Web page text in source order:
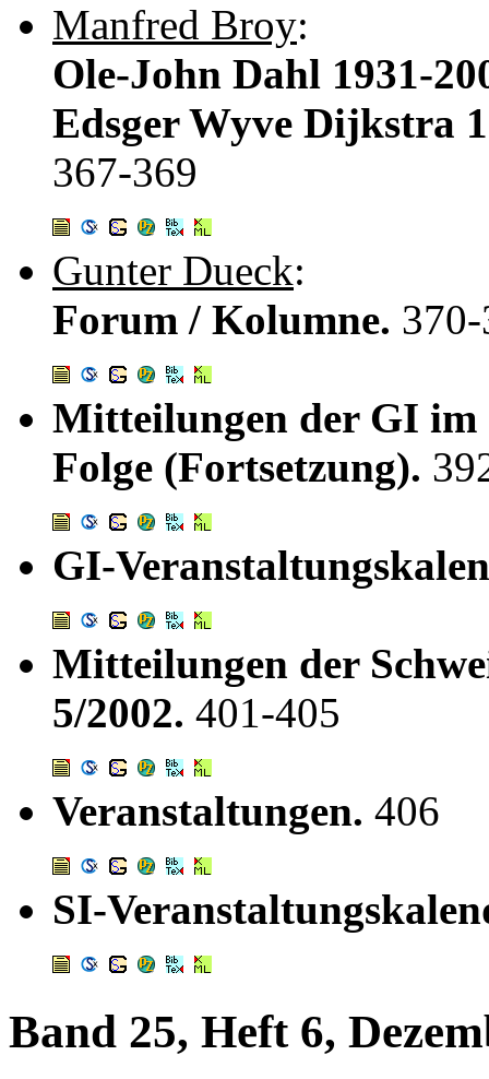
Manfred Broy:
Ole-John Dahl 1931-
Edsger Wyve Dijkstra
367-369
Gunter Dueck:
Forum / Kolumne.
Mitteilungen der GI
Folge (Fortsetzung).
GI-
Mitteilungen der
5/2002. 401-405
Veranstaltungen. 406
SI-
Band 25, Heft 6,